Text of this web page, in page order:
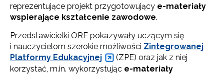
reprezentujące projekt przygotowujący e-materiały
wspierające kształcenie zawodowe.
Przedstawicielki ORE pokazywały uczącym się
i nauczycielom szerokie możliwości Zintegrowanej
Platformy Edukacyjnej
(ZPE) oraz jak z niej
korzystać, m.in. wykorzystując e-materiały